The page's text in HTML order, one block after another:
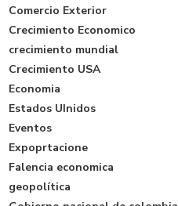
Comercio Exterior
Crecimiento Economico
crecimiento mundial
Crecimiento USA
Economia
Estados UInidos
Eventos
Expoprtacione
Falencia economica
geopolítica